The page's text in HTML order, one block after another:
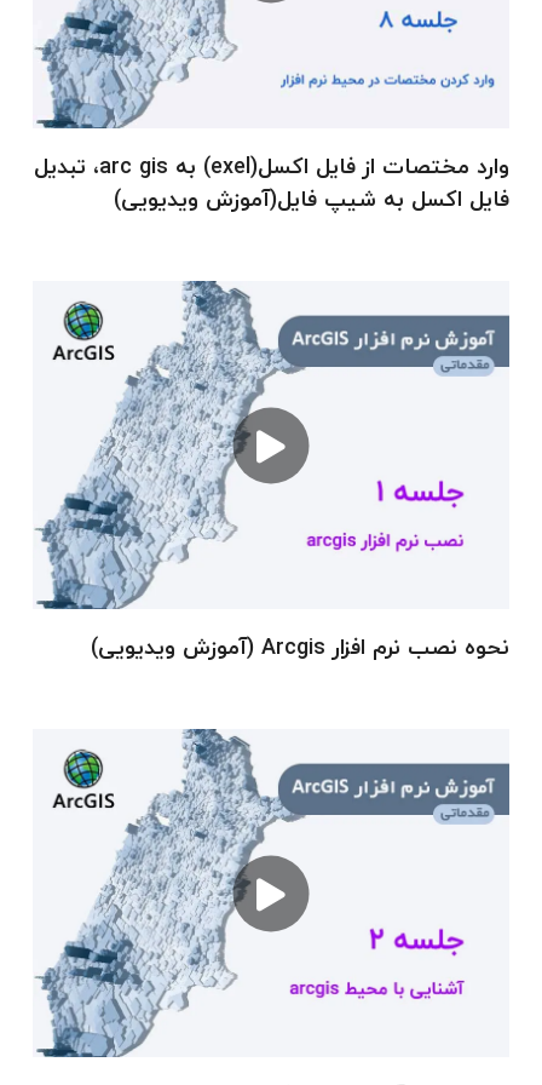
ArcMap تا آموزش ابزارهای تحلیلی و اجرای پروژه
های واقعی به صورت پروژه محور پرداخته شده
است.
اهداف اصلی دوره
آموزش نصب و راه اندازی ArcGIS نسخه های
10.5 تا 10.8
آموزش انواع داده های مکانی و جدول
اطلاعاتی
آموزش فراخوانی داده ها و تصاویر به نرم افزار
ژئورفرنس کردن (Georeference) یا زمین
مرجع کردن نقشه ها
کار با ابزارهای تحلیلی مانند Buffer،
Intersect، Clip، Union و Dissolve
تبدیل داده های اکسل به شیپ فایل و وارد
استفاده از افزونه ArcBruTile برای بارگذاری
نقشه های آنلاین
ارائه نکات کاربردی جهت افزایش سرعت و دقت در
وارد مختصات از فایل اکسل(exel) به arc gis، تبدیل
فایل اکسل به شیپ فایل(آموزش ویدیویی)
نحوه نصب نرم افزار Arcgis (آموزش ویدیویی)